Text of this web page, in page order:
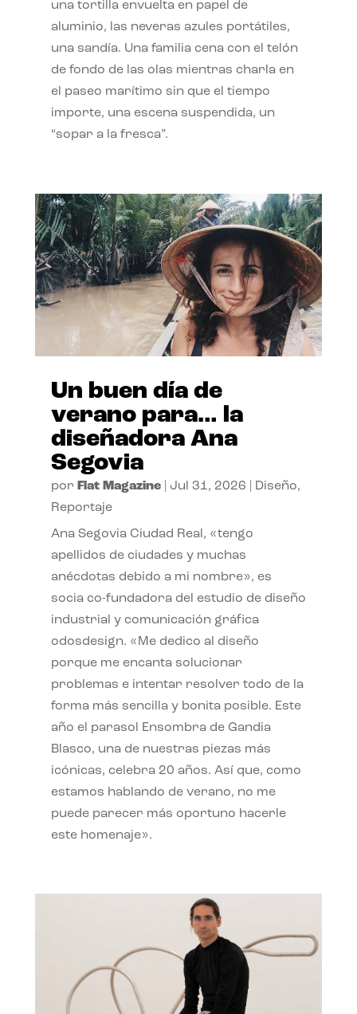
una tortilla envuelta en papel de
aluminio, las neveras azules portátiles,
una sandía. Una familia cena con el telón
de fondo de las olas mientras charla en
el paseo marítimo sin que el tiempo
importe, una escena suspendida, un
“sopar a la fresca”.
Un buen día de
verano para… la
diseñadora Ana
Segovia
por Flat Magazine| Jul 31, 2026 Diseño,
Reportaje
Ana Segovia Ciudad Real, «tengo
apellidos de ciudades y muchas
anécdotas debido a mi nombre», es
socia co-fundadora del estudio de diseño
industrial y comunicación gráfica
odosdesign. «Me dedico al diseño
porque me encanta solucionar
problemas e intentar resolver todo de la
forma más sencilla y bonita posible. Este
año el parasol Ensombra de Gandia
Blasco, una de nuestras piezas más
icónicas, celebra 20 años. Así que, como
estamos hablando de verano, no me
puede parecer más oportuno hacerle
este homenaje».